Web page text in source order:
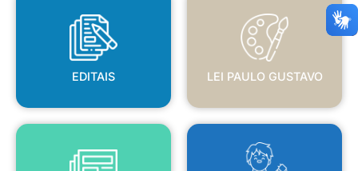
EDITAIS
EDITAIS
LEI PAULO GUSTAVO
LEI PAULO GUSTAVO
JORNAL OFICIAL POLÍTICA NACIONAL ALDIR
BLANC